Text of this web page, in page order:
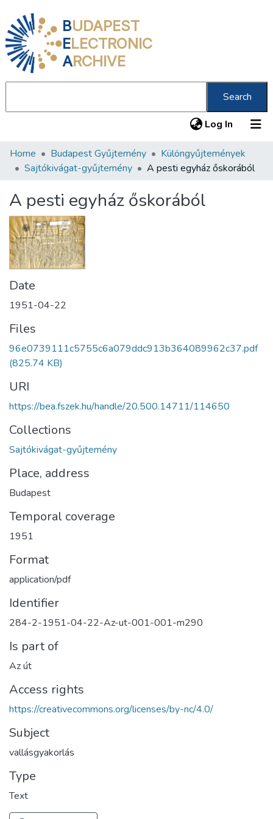
BUDAPEST
ELECTRONIC
ARCHIVE
Search
Log In (current)
Communities & Collections
Statistics
About us
Home Budapest Gyűjtemény
Különgyűjtemények
Sajtókivágat-gyűjtemény
A pesti egyház őskorából
A pesti egyház őskorából
Date
1951-04-22
Files
96e0739111c5755c6a079ddc913b364089962c37.pdf
(825.74 KB)
URI
https://bea.fszek.hu/handle/20.500.14711/114650
Collections
Sajtókivágat-gyűjtemény
Place, address
Budapest
Temporal coverage
1951
Format
application/pdf
Identifier
284-2-1951-04-22-Az-ut-001-001-m290
Is part of
Az út
Access rights
https://creativecommons.org/licenses/by-nc/4.0/
Subject
vallásgyakorlás
Type
Text